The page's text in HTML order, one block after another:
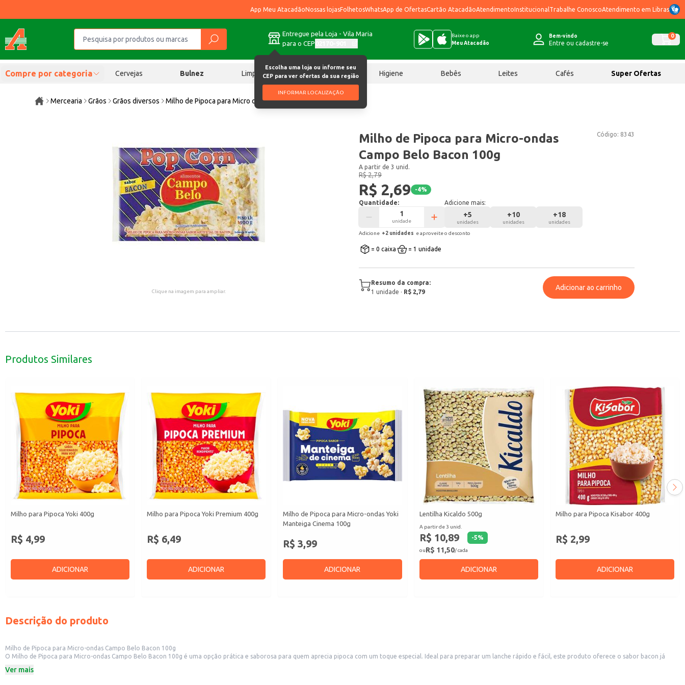
App Meu AtacadãoNossas lojasFolhetosWhatsApp de OfertasCartão AtacadãoAtendimentoInstitucional Trabalhe ConoscoAtendimento em Libras
Entregue pela Loja - Vila Maria
para o CEP
Escolha uma loja ou informe seu
CEP para ver ofertas da sua região
INFORMAR LOCALIZAÇÃO
Baixe o app
Meu Atacadão
Bem-vindo
Entre ou cadastre-se
0
Compre por categoria Cervejas Bulnez Limpeza Chocolates Higiene Bebês Leites Cafés Super Ofertas
Mercearia Grãos Grãos diversos Milho de Pipoca para Micro ondas Campo Belo Bacon 100g
Clique na imagem para ampliar.
Código: 8343
Milho de Pipoca para Micro-ondas
Campo Belo Bacon 100g
A partir de 3 unid.
R$ 2,79
R$ 2,69 -4%
Quantidade:
unidade
Adicione mais:
+5
unidades
+10
unidades
+18
unidades
Adicione +2 unidades e aproveite o desconto
= 0 caixa = 1 unidade
Resumo da compra:
1 unidade · R$ 2,79
Adicionar ao carrinho
Produtos Similares
Milho para Pipoca Yoki 400g
R$ 4,99
ADICIONAR
Milho para Pipoca Yoki Premium 400g
R$ 6,49
ADICIONAR
Milho de Pipoca para Micro-ondas Yoki
Manteiga Cinema 100g
R$ 3,99
ADICIONAR
Lentilha Kicaldo 500g
A partir de 3 unid.
R$ 10,89 -5%
ouR$ 11,50/ cada
ADICIONAR
Milho para Pipoca Kisabor 400g
R$ 2,99
ADICIONAR
Descrição do produto
Milho de Pipoca para Micro-ondas Campo Belo Bacon 100g
O Milho de Pipoca para Micro-ondas Campo Belo Bacon 100g é uma opção prática e saborosa para quem aprecia pipoca com um toque especial. Ideal para preparar um lanche rápido e fácil, este produto oferece o sabor bacon já
Perfeito para:
Ver mais